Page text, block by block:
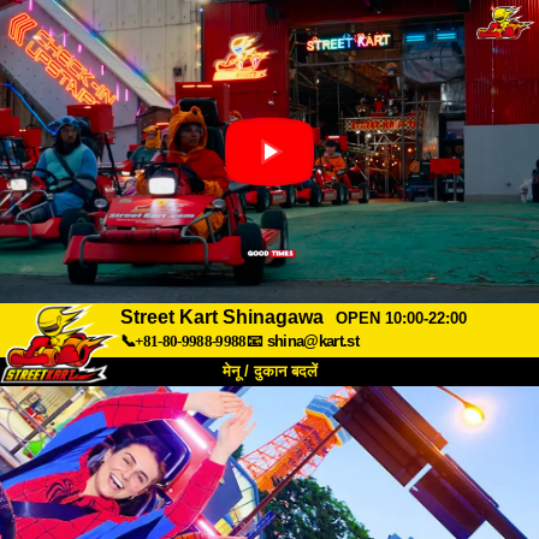
Street Kart Shinagawa
OPEN 10:00-22:00
📞+81-80-9988-9988📧 shina@kart.st
मेनू / दुकान बदलें
हमारे बारे में विशेषताएँ कीमत
पहुंच वॉयस FAQ